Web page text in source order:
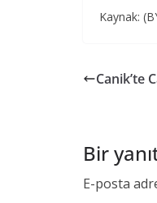
Kaynak:
Canik’te
Bir
E-posta